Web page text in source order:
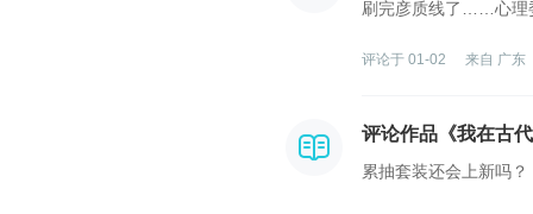
刷完彦质线了……心
评论于 01-02 来自 广东
评论作品《我在古
累抽套装还会上新吗？